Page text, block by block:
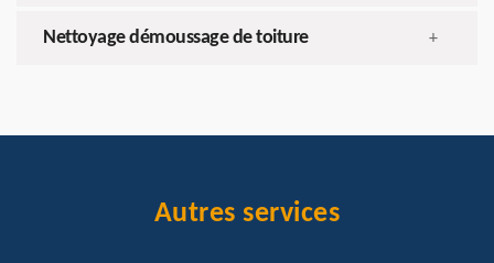
Nettoyage démoussage de toiture +
Autres services